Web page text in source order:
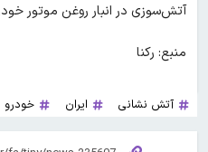
آتش‌سوزی در انبار روغن موتور
منبع: رکنا
آتش نشانی ایران خودرو